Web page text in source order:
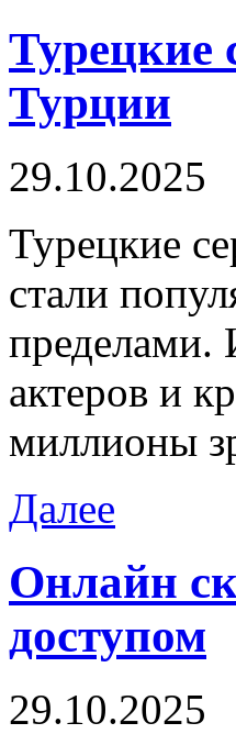
Турецкие
Турции
29.10.2025
Турeцкиe
стали
пределами.
актеров и
миллионы
Далее
Онлайн
доступом
29.10.2025